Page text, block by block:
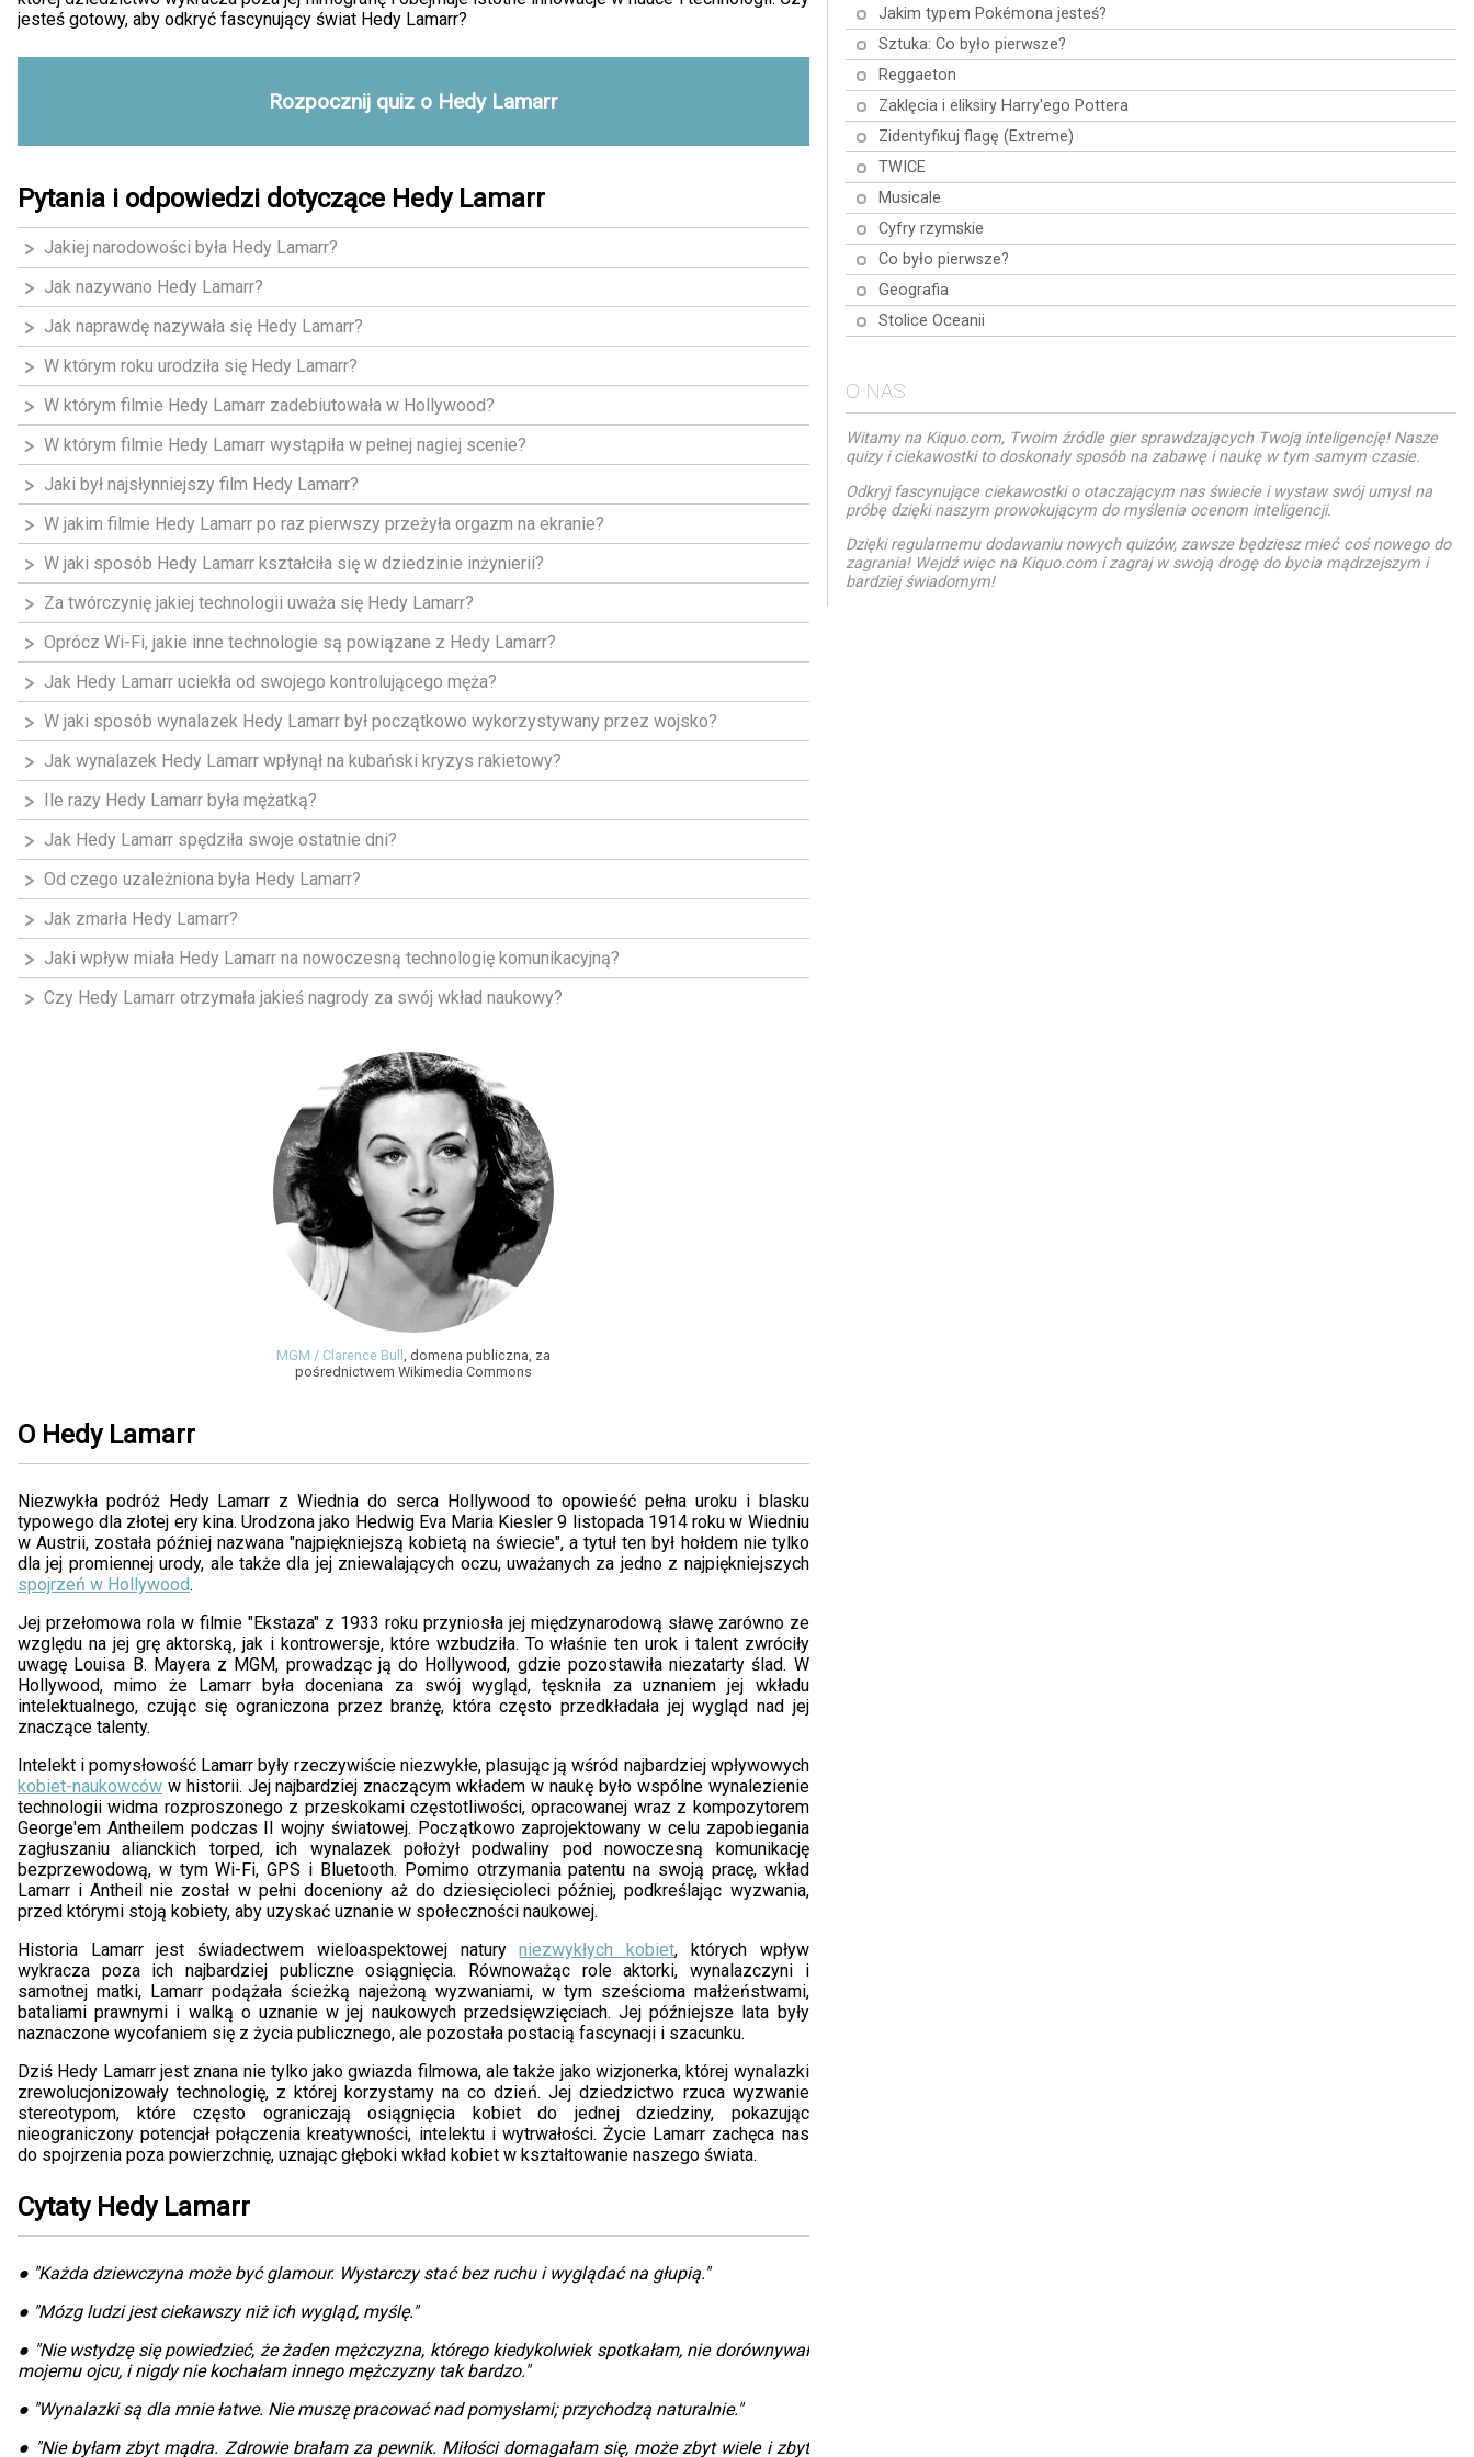
jesteś gotowy, aby odkryć fascynujący świat Hedy Lamarr?
Rozpocznij quiz o Hedy Lamarr
Pytania i odpowiedzi dotyczące Hedy Lamarr
Jakiej narodowości była Hedy Lamarr?
Jak nazywano Hedy Lamarr?
Jak naprawdę nazywała się Hedy Lamarr?
W którym roku urodziła się Hedy Lamarr?
W którym filmie Hedy Lamarr zadebiutowała w Hollywood?
W którym filmie Hedy Lamarr wystąpiła w pełnej nagiej scenie?
Jaki był najsłynniejszy film Hedy Lamarr?
W jakim filmie Hedy Lamarr po raz pierwszy przeżyła orgazm na ekranie?
W jaki sposób Hedy Lamarr kształciła się w dziedzinie inżynierii?
Za twórczynię jakiej technologii uważa się Hedy Lamarr?
Oprócz Wi-Fi, jakie inne technologie są powiązane z Hedy Lamarr?
Jak Hedy Lamarr uciekła od swojego kontrolującego męża?
W jaki sposób wynalazek Hedy Lamarr był początkowo wykorzystywany przez wojsko?
Jak wynalazek Hedy Lamarr wpłynął na kubański kryzys rakietowy?
Ile razy Hedy Lamarr była mężatką?
Jak Hedy Lamarr spędziła swoje ostatnie dni?
Od czego uzależniona była Hedy Lamarr?
Jak zmarła Hedy Lamarr?
Jaki wpływ miała Hedy Lamarr na nowoczesną technologię komunikacyjną?
Czy Hedy Lamarr otrzymała jakieś nagrody za swój wkład naukowy?
MGM / Clarence Bull , domena publiczna, za
pośrednictwem Wikimedia Commons
O Hedy Lamarr
Niezwykła podróż Hedy Lamarr z Wiednia do serca Hollywood to opowieść pełna uroku i blasku
typowego dla złotej ery kina. Urodzona jako Hedwig Eva Maria Kiesler 9 listopada 1914 roku w Wiedniu
w Austrii, została później nazwana "najpiękniejszą kobietą na świecie", a tytuł ten był hołdem nie tylko
dla jej promiennej urody, ale także dla jej zniewalających oczu, uważanych za jedno z najpiękniejszych
spojrzeń w Hollywood.
Jej przełomowa rola w filmie "Ekstaza" z 1933 roku przyniosła jej międzynarodową sławę zarówno ze
względu na jej grę aktorską, jak i kontrowersje, które wzbudziła. To właśnie ten urok i talent zwróciły
uwagę Louisa B. Mayera z MGM, prowadząc ją do Hollywood, gdzie pozostawiła niezatarty ślad. W
Hollywood, mimo że Lamarr była doceniana za swój wygląd, tęskniła za uznaniem jej wkładu
intelektualnego, czując się ograniczona przez branżę, która często przedkładała jej wygląd nad jej
znaczące talenty.
Intelekt i pomysłowość Lamarr były rzeczywiście niezwykłe, plasując ją wśród najbardziej wpływowych
kobiet-naukowców w historii. Jej najbardziej znaczącym wkładem w naukę było wspólne wynalezienie
technologii widma rozproszonego z przeskokami częstotliwości, opracowanej wraz z kompozytorem
George'em Antheilem podczas II wojny światowej. Początkowo zaprojektowany w celu zapobiegania
zagłuszaniu alianckich torped, ich wynalazek położył podwaliny pod nowoczesną komunikację
bezprzewodową, w tym Wi-Fi, GPS i Bluetooth. Pomimo otrzymania patentu na swoją pracę, wkład
Lamarr i Antheil nie został w pełni doceniony aż do dziesięcioleci później, podkreślając wyzwania,
przed którymi stoją kobiety, aby uzyskać uznanie w społeczności naukowej.
Historia Lamarr jest świadectwem wieloaspektowej naturyniezwykłych kobiet, których wpływ
wykracza poza ich najbardziej publiczne osiągnięcia. Równoważąc role aktorki, wynalazczyni i
samotnej matki, Lamarr podążała ścieżką najeżoną wyzwaniami, w tym sześcioma małżeństwami,
bataliami prawnymi i walką o uznanie w jej naukowych przedsięwzięciach. Jej późniejsze lata były
naznaczone wycofaniem się z życia publicznego, ale pozostała postacią fascynacji i szacunku.
Dziś Hedy Lamarr jest znana nie tylko jako gwiazda filmowa, ale także jako wizjonerka, której wynalazki
zrewolucjonizowały technologię, z której korzystamy na co dzień. Jej dziedzictwo rzuca wyzwanie
stereotypom, które często ograniczają osiągnięcia kobiet do jednej dziedziny, pokazując
nieograniczony potencjał połączenia kreatywności, intelektu i wytrwałości. Życie Lamarr zachęca nas
do spojrzenia poza powierzchnię, uznając głęboki wkład kobiet w kształtowanie naszego świata.
Cytaty Hedy Lamarr
● "Każda dziewczyna może być glamour. Wystarczy stać bez ruchu i wyglądać na głupią."
● "Mózg ludzi jest ciekawszy niż ich wygląd, myślę."
● "Nie wstydzę się powiedzieć, że żaden mężczyzna, którego kiedykolwiek spotkałam, nie dorównywał
mojemu ojcu, i nigdy nie kochałam innego mężczyzny tak bardzo."
● "Wynalazki są dla mnie łatwe. Nie muszę pracować nad pomysłami; przychodzą naturalnie."
● "Nie byłam zbyt mądra. Zdrowie brałam za pewnik. Miłości domagałam się, może zbyt wiele i zbyt
Jakim typem Pokémona jesteś?
Sztuka: Co było pierwsze?
Reggaeton
Zaklęcia i eliksiry Harry'ego Pottera
Zidentyfikuj flagę (Extreme)
TWICE
Musicale
Cyfry rzymskie
Co było pierwsze?
Geografia
Stolice Oceanii
O NAS
Witamy na Kiquo.com, Twoim źródle gier sprawdzających Twoją inteligencję! Nasze
quizy i ciekawostki to doskonały sposób na zabawę i naukę w tym samym czasie.
Odkryj fascynujące ciekawostki o otaczającym nas świecie i wystaw swój umysł na
próbę dzięki naszym prowokującym do myślenia ocenom inteligencji.
Dzięki regularnemu dodawaniu nowych quizów, zawsze będziesz mieć coś nowego do
zagrania! Wejdź więc na Kiquo.com i zagraj w swoją drogę do bycia mądrzejszym i
bardziej świadomym!